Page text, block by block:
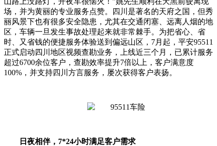
场，并为黄丽的专业服务点赞。四川是著名的天府之国，但秀
丽风景下也有很多安全隐患，尤其在交通闭塞、远离人烟的地
区，车辆一旦发生事故处理起来就非常棘手。为把省心、省
时、又省钱的便捷服务体验送到偏远山区，7月起，平安95511
正式启动四川地区视频查勘业务，上线近三个月，已累计服务
超过6700余位客户，查勘效率提升7倍以上，客户满意度
100%，并支持四川方言服务，屡次获得客户表扬。
日夜相伴，7*24小时满足客户需求